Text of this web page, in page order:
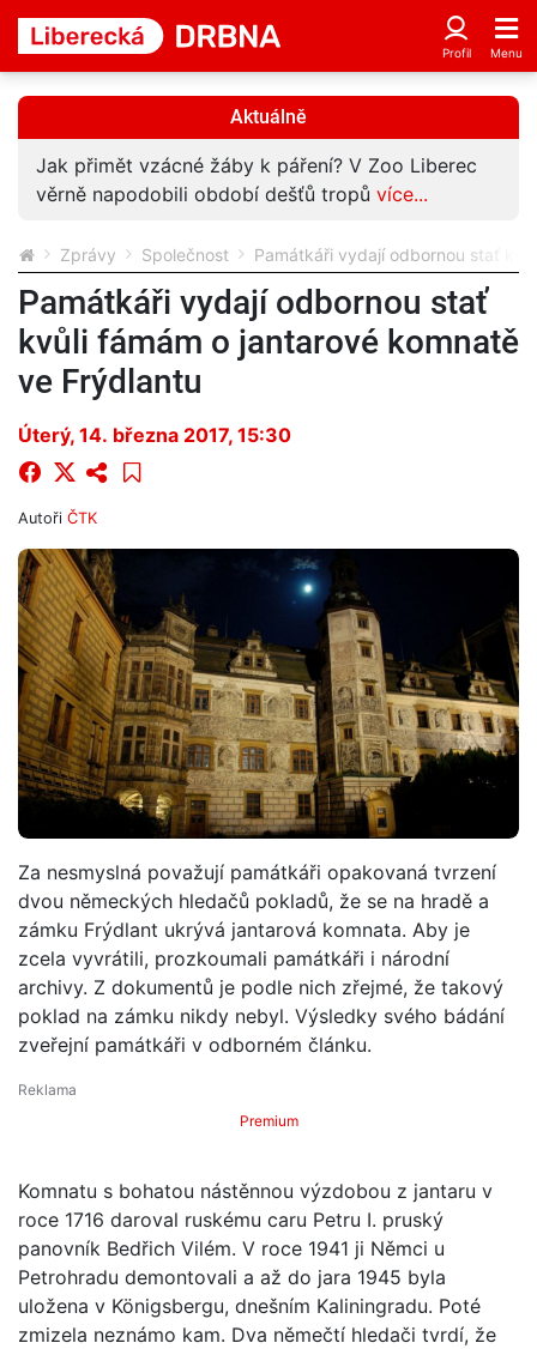
Aktuálně
Jak přimět vzácné žáby k páření? V Zoo Liberec
věrně napodobili období dešťů tropů více...
Zprávy Společnost Památkáři vydají odbornou stať
Památkáři vydají odbornou stať
kvůli fámám o jantarové komnatě
ve Frýdlantu
Úterý, 14. března 2017, 15:30
Autoři ČTK
Za nesmyslná považují památkáři opakovaná tvrzení
dvou německých hledačů pokladů, že se na hradě a
zámku Frýdlant ukrývá jantarová komnata. Aby je
zcela vyvrátili, prozkoumali památkáři i národní
archivy. Z dokumentů je podle nich zřejmé, že takový
poklad na zámku nikdy nebyl. Výsledky svého bádání
zveřejní památkáři v odborném článku.
Premium
Komnatu s bohatou nástěnnou výzdobou z jantaru v
roce 1716 daroval ruskému caru Petru I. pruský
panovník Bedřich Vilém. V roce 1941 ji Němci u
Petrohradu demontovali a až do jara 1945 byla
uložena v Königsbergu, dnešním Kaliningradu. Poté
zmizela neznámo kam. Dva němečtí hledači tvrdí, že